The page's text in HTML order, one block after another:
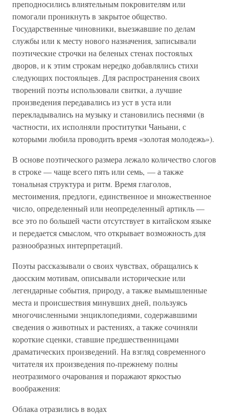
преподносились влиятельным покровителям или
помогали проникнуть в закрытое общество.
Государственные чиновники, выезжавшие по делам
службы или к месту нового назначения, записывали
поэтические строчки на беленых стенах постоялых
дворов, и к этим строкам нередко добавлялись стихи
следующих постояльцев. Для распространения своих
творений поэты использовали свитки, а лучшие
произведения передавались из уст в уста или
перекладывались на музыку и становились песнями (в
частности, их исполняли проститутки Чаньани, с
которыми любила проводить время «золотая молодежь»).
В основе поэтического размера лежало количество слогов
в строке — чаще всего пять или семь, — а также
тональная структура и ритм. Время глаголов,
местоимения, предлоги, единственное и множественное
число, определенный или неопределенный артикль —
все это по большей части отсутствует в китайском языке
и передается смыслом, что открывает возможность для
разнообразных интерпретаций.
Поэты рассказывали о своих чувствах, обращались к
даосским мотивам, описывали исторические или
легендарные события, природу, а также вымышленные
места и происшествия минувших дней, пользуясь
многочисленными энциклопедиями, содержавшими
сведения о животных и растениях, а также сочиняли
короткие сценки, ставшие предшественницами
драматических произведений. На взгляд современного
читателя их произведения по-прежнему полны
неотразимого очарования и поражают яркостью
воображения:
Облака отразились в водах